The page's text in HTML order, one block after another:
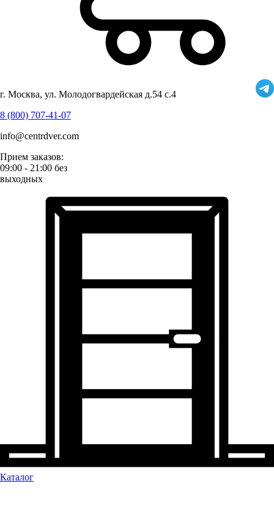
г. Москва, ул. Молодогвардейская д.54 с.4
8 (800) 707-41-07
info@centrdver.com
Прием заказов:
09:00 - 21:00 без
выходных
Каталог